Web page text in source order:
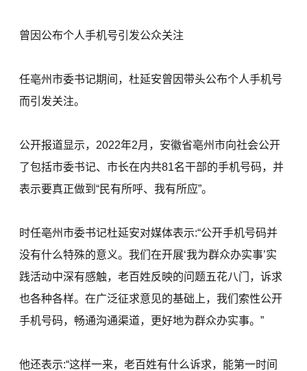
曾因公布个人手机号引发公众关注
任亳州市委书记期间，杜延安曾因带头公布个人手机号
而引发关注。
公开报道显示，2022年2月，安徽省亳州市向社会公开
了包括市委书记、市长在内共81名干部的手机号码，并
表示要真正做到“民有所呼、我有所应”。
时任亳州市委书记杜延安对媒体表示:“公开手机号码并
没有什么特殊的意义。我们在开展‘我为群众办实事’实
践活动中深有感触，老百姓反映的问题五花八门，诉求
也各种各样。在广泛征求意见的基础上，我们索性公开
手机号码，畅通沟通渠道，更好地为群众办实事。”
他还表示:“这样一来，老百姓有什么诉求，能第一时间